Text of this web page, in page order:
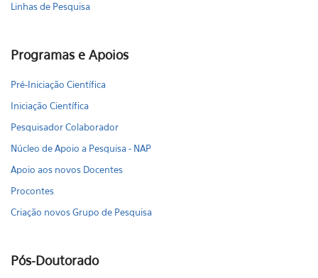
Linhas de Pesquisa
Programas e Apoios
Pré-Iniciação Científica
Iniciação Científica
Pesquisador Colaborador
Núcleo de Apoio a Pesquisa - NAP
Apoio aos novos Docentes
Procontes
Criação novos Grupo de Pesquisa
Pós-Doutorado